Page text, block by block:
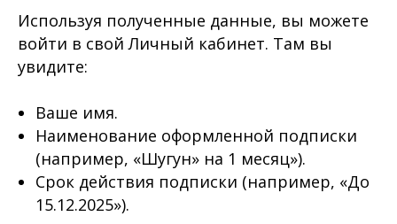
Используя полученные данные, вы можете
войти в свой Личный кабинет. Там вы
увидите:
Ваше имя.
Наименование оформленной подписки
(например, «Шугун» на 1 месяц»).
Срок действия подписки (например, «До
15.12.2025»).